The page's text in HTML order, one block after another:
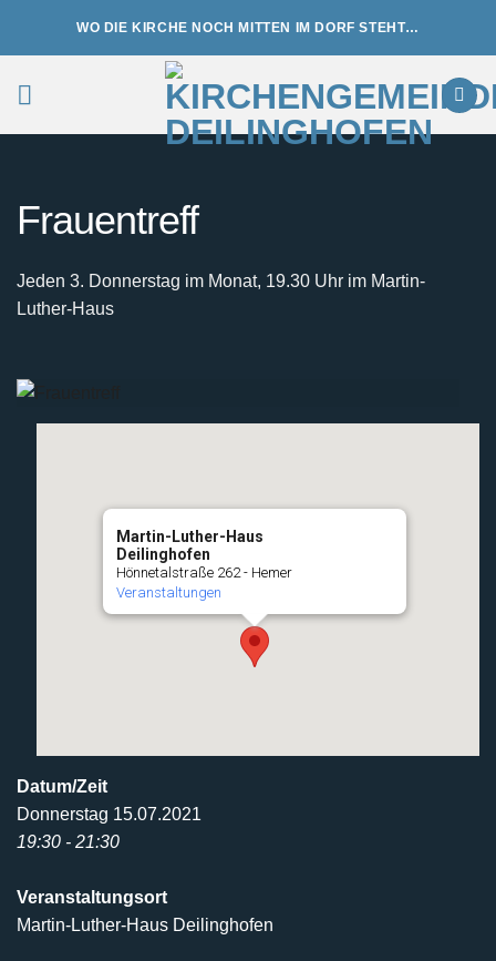
WO DIE KIRCHE NOCH MITTEN IM DORF STEHT…
Frauentreff
Jeden 3. Donnerstag im Monat, 19.30 Uhr im Martin-
Luther-Haus
Martin-Luther-Haus
Deilinghofen
Hönnetalstraße 262 - Hemer
Veranstaltungen
Datum/Zeit
Donnerstag 15.07.2021
19:30 - 21:30
Veranstaltungsort
Martin-Luther-Haus Deilinghofen